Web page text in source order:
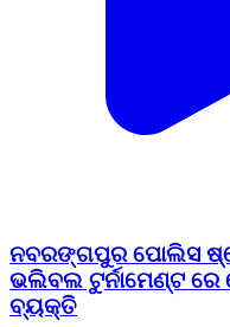
ନବରଙ୍ଗପୁର ପୋଲିସ
ଭଲିବଲ ଟୁର୍ନାମେଣ୍ଟ
ବ୍ୟକ୍ତି